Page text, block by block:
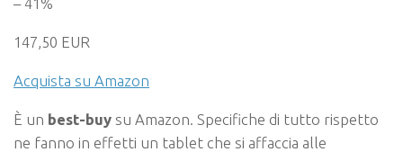
– 41%
147,50 EUR
Acquista su Amazon
È un best-buy su Amazon. Specifiche di tutto rispetto
ne fanno in effetti un tablet che si affaccia alle